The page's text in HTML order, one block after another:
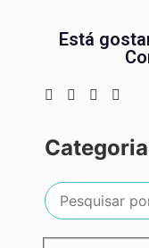
Está